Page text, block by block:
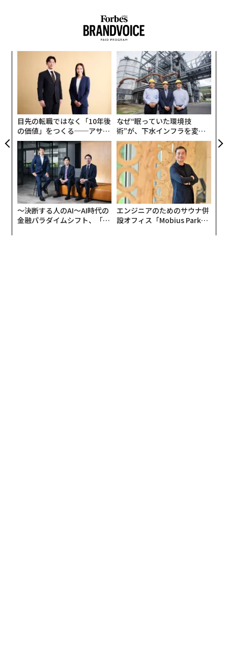
目先の転職ではなく「10年後
の価値」をつくる──アサイ
ンの長期伴走型支援とは
なぜ“眠っていた環境技
術”が、下水インフラを変え
たのか──産総研×月島JFE
アクアソリューションの10年
〜決断する人のAI〜AI時代の
金融パラダイムシフト、「超
エンジニアのためのサウナ併
設オフィス「Mobius Park」